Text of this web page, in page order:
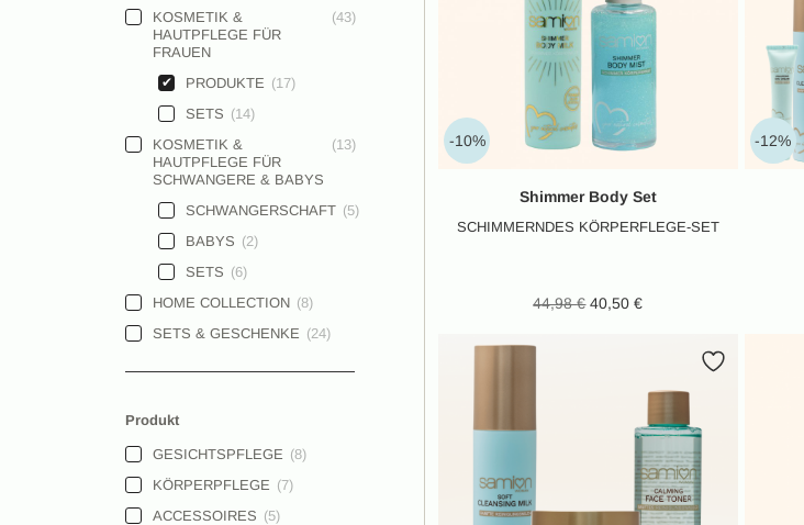
KOSMETIK &
HAUTPFLEGE FÜR
FRAUEN
(43)
KOSMETIK &
HAUTPFLEGE FÜR
SCHWANGERE & BABYS
(13)
SETS (14)
SETS (6)
SCHWANGERSCHAFT (5)
BABYS (2)
PRODUKTE (17)
HOME COLLECTION (8)
SETS & GESCHENKE (24)
Produkt
ACCESSOIRES (5)
GESICHTSPFLEGE (8)
KÖRPERPFLEGE (7)
-10%
Shimmer Body Set
SCHIMMERNDES KÖRPERFLEGE-SET
44,98€ Ursprünglicher Preis
40,50€
40,50 €.
-12%